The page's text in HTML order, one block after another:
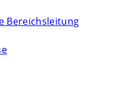
Bereichsleitung